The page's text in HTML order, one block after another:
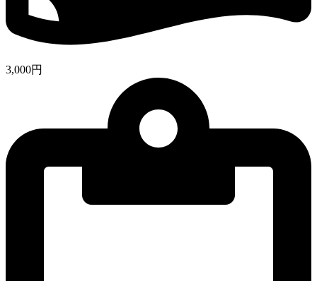
3,000円